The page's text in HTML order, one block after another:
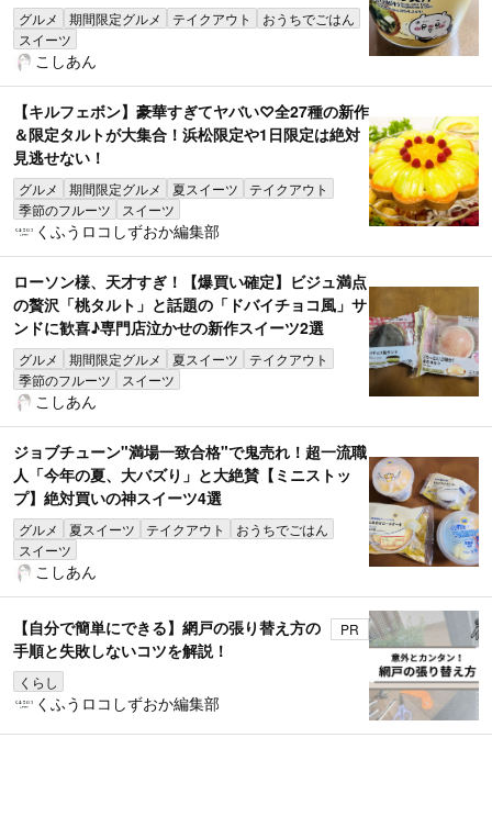
グルメ 期間限定グルメ テイクアウト
おうちでごはん
スイーツ
こしあん
【キルフェボン】豪華すぎてヤバい♡全27種の新作
＆限定タルトが大集合！浜松限定や1日限定は絶対
見逃せない！
グルメ 期間限定グルメ 夏スイーツ
テイクアウト
季節のフルーツ
スイーツ
くふうロコしずおか編集部
ローソン様、天才すぎ！【爆買い確定】ビジュ満点
の贅沢「桃タルト」と話題の「ドバイチョコ風」サ
ンドに歓喜♪専門店泣かせの新作スイーツ2選
グルメ 期間限定グルメ 夏スイーツ
テイクアウト
季節のフルーツ
スイーツ
こしあん
ジョブチューン"満場一致合格"で鬼売れ！超一流職
人「今年の夏、大バズり」と大絶賛【ミニストッ
プ】絶対買いの神スイーツ4選
グルメ 夏スイーツ テイクアウト
おうちでごはん
スイーツ
こしあん
【自分で簡単にできる】網戸の張り替え方の
手順と失敗しないコツを解説！
くらし
PR
くふうロコしずおか編集部